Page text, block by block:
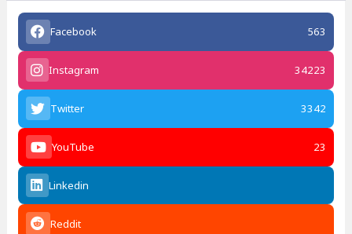
Facebook 563
Instagram 34223
Twitter 3342
YouTube 23
Linkedin
Reddit